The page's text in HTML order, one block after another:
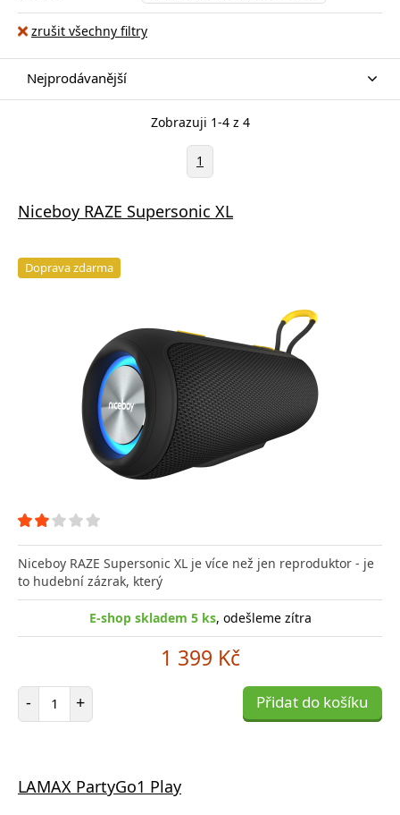
zrušit všechny filtry
Nejprodávanější
Zobrazuji 1-4 z 4
1
Niceboy RAZE Supersonic XL
Doprava zdarma
Niceboy RAZE Supersonic XL je více než jen reproduktor - je
to hudební zázrak, který
E-shop skladem 5 ks, odešleme zítra
1 399 Kč
- Počet položek
+ Přidat do košíku
LAMAX PartyGo1 Play